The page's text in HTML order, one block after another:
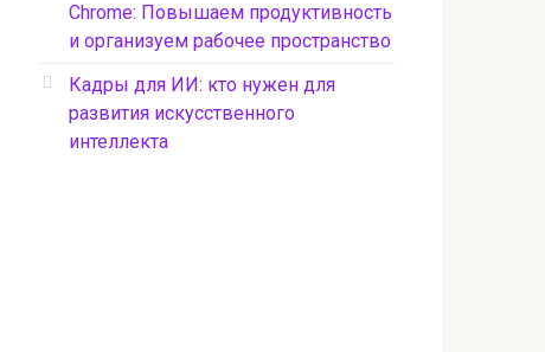
Chrome: Повышаем продуктивность
и организуем рабочее пространство
Кадры для ИИ: кто нужен для
развития искусственного
интеллекта